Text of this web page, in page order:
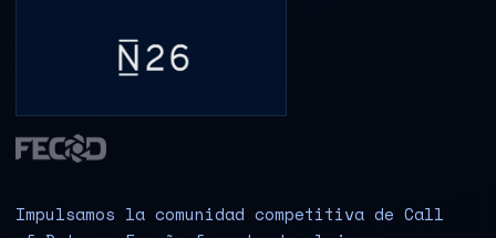
Impulsamos la comunidad competitiva de Call